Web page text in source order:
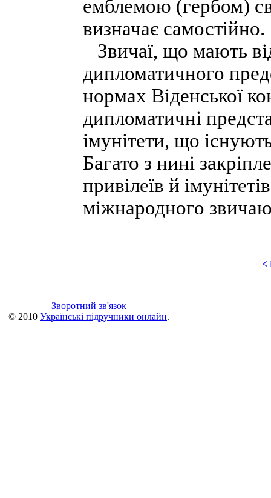
емблемою (гербом)
визначає самостійно.
Звичаї, що мають
дипломатичного
нормах Віденської
дипломатичні
імунітети, що
Багато з нині
привілеїв й
міжнародного
<
Зворотний зв'язок
© 2010 Українські підручники онлайн.